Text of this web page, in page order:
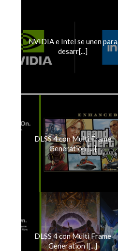
NVIDIA e Intel se unen para
desarr[...]
DLSS 4 con Multi Frame
Generation [...]
DLSS 4 con Multi Frame
Generation l[...]